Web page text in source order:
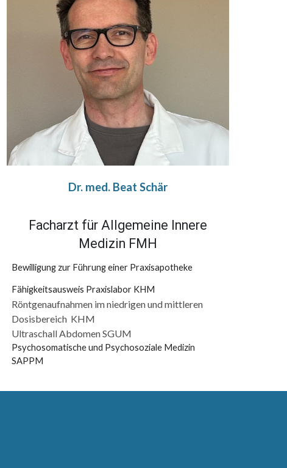
Dr. med. Beat Schär
Facharzt für Allgemeine Innere
Medizin FMH
Bewilligung zur Führung einer Praxisapotheke
Fähigkeitsausweis Praxislabor KHM
Röntgenaufnahmen im niedrigen und mittleren
Dosisbereich KHM
Ultraschall Abdomen SGUM
Psychosomatische und Psychosoziale Medizin
SAPPM